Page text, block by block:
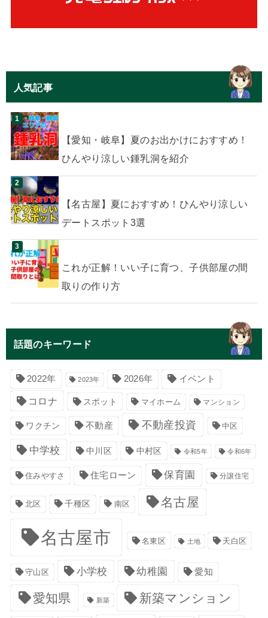
人気記事
【愛知・岐阜】夏のお出かけにおすすめ！
ひんやり涼しい鍾乳洞を紹介
【名古屋】夏におすすめ！ひんやり涼しい
デートスポット3選
これが正解！いい子に育つ、子供部屋の間
取りの作り方
話題のキーワード
2022年 2023年 2026年 イベント
コロナ スポット マイホーム マンション
ワクチン 不動産 不動産投資 中区
中学校 中川区 中村区 令和5年 令和6年
住みやすさ 住宅ローン 保育園 分譲住宅
北区 千種区 南区 名古屋
名古屋市 名東区 土地 天白区
守山区 小学校 幼稚園 愛知
愛知県 新築 新築マンション